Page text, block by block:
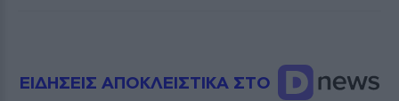
ΕΙΔΗΣΕΙΣ ΑΠΟΚΛΕΙΣΤΙΚΑ ΣΤΟ